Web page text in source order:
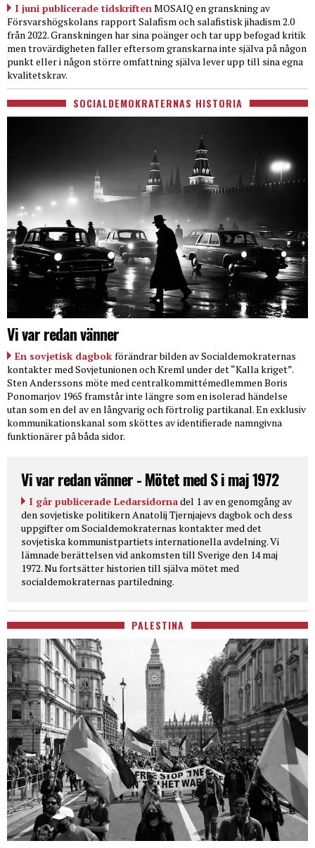
I juni publicerade tidskriften MOSAIQ en granskning av
Försvarshögskolans rapport Salafism och salafistisk jihadism 2.0
från 2022. Granskningen har sina poänger och tar upp befogad kritik
men trovärdigheten faller eftersom granskarna inte själva på någon
punkt eller i någon större omfattning själva lever upp till sina egna
kvalitetskrav.
SOCIALDEMOKRATERNAS HISTORIA
Vi var redan vänner
En sovjetisk dagbok förändrar bilden av Socialdemokraternas
kontakter med Sovjetunionen och Kreml under det “Kalla kriget”.
Sten Anderssons möte med centralkommittémedlemmen Boris
Ponomarjov 1965 framstår inte längre som en isolerad händelse
utan som en del av en långvarig och förtrolig partikanal. En exklusiv
kommunikationskanal som sköttes av identifierade namngivna
funktionärer på båda sidor.
Vi var redan vänner - Mötet med S i maj 1972
I går publicerade Ledarsidornadel 1 av en genomgång av
den sovjetiske politikern Anatolij Tjernjajevs dagbok och dess
uppgifter om Socialdemokraternas kontakter med det
sovjetiska kommunistpartiets internationella avdelning. Vi
lämnade berättelsen vid ankomsten till Sverige den 14 maj
1972. Nu fortsätter historien till själva mötet med
socialdemokraternas partiledning.
PALESTINA